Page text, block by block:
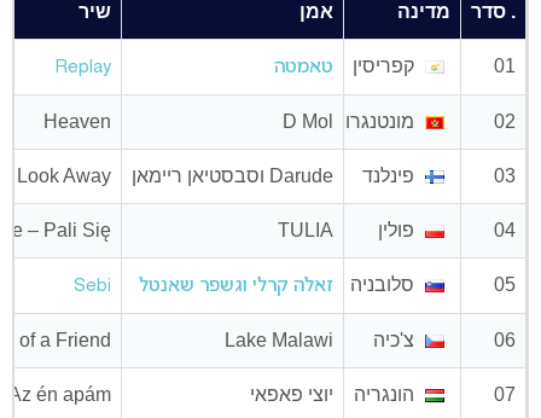
. סדר מדינה אמן שיר
01 קפריסין טאמטה Replay
02 מונטנגרו D Mol
Heaven
03 פינלנד Darude וסבסטיאן ריימאן Look Away
04 פולין TULIA
– Pali Się
05 סלובניה זאלה קרלי וגשפר שאנטל Sebi
06 צ'כיה Lake Malawi
of a Friend
07 הונגריה יוצי פאפאי Az én apám